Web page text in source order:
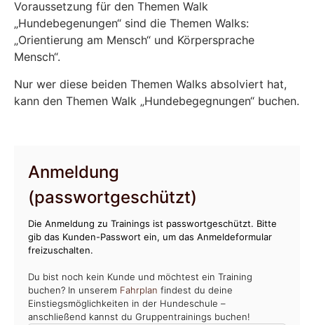
Voraussetzung für den Themen Walk
„Hundebegenungen“ sind die Themen Walks:
„Orientierung am Mensch“ und Körpersprache
Mensch“.
Nur wer diese beiden Themen Walks absolviert hat,
kann den Themen Walk „Hundebegegnungen“ buchen.
Anmeldung
(passwortgeschützt)
Die Anmeldung zu Trainings ist passwortgeschützt. Bitte
gib das Kunden-Passwort ein, um das Anmeldeformular
freizuschalten.
Du bist noch kein Kunde und möchtest ein Training
buchen? In unserem Fahrplan findest du deine
Einstiegsmöglichkeiten in der Hundeschule –
anschließend kannst du Gruppentrainings buchen!